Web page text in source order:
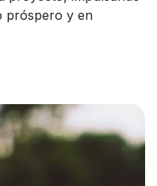
próspero y en